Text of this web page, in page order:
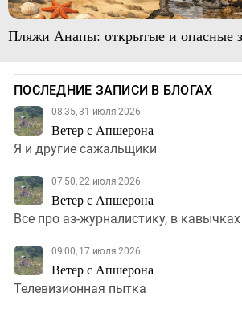
Пляжи Анапы: открытые и опасные
ПОСЛЕДНИЕ ЗАПИСИ В БЛОГАХ
08:35, 31 июля 2026
Ветер с Апшерона
Я и другие сажальщики
07:50, 22 июля 2026
Ветер с Апшерона
Все про аз-журналистику, в
09:00, 17 июля 2026
Ветер с Апшерона
Телевизионная пытка